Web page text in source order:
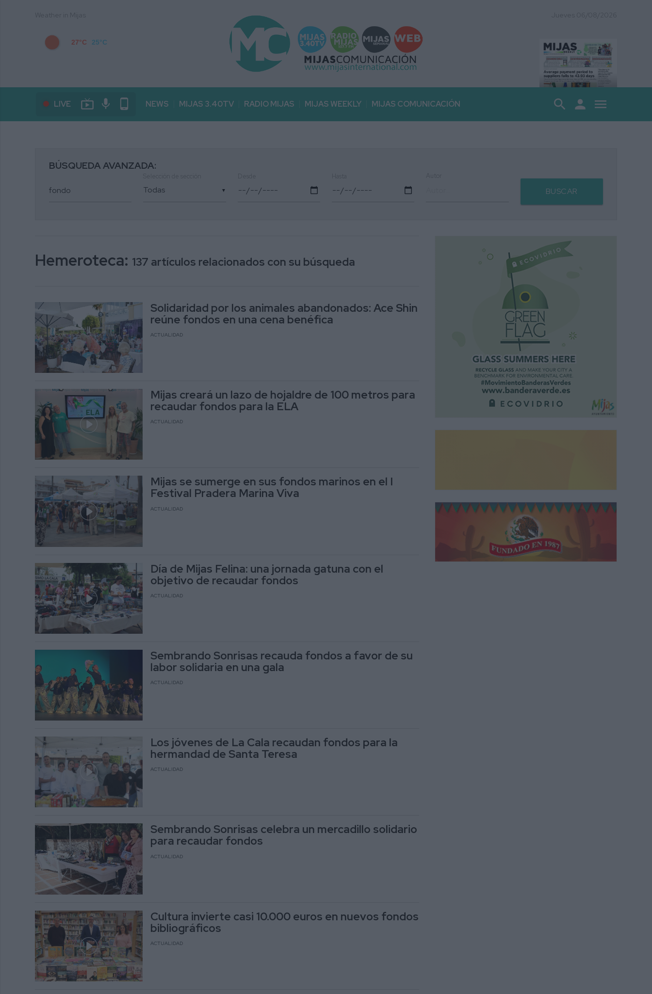
27°C 25°C
LIVE live_tv mic phone_android NEWS MIJAS 3.40TV RADIO MIJAS MIJAS WEEKLY MIJAS COMUNICACIÓN search person menu
BÚSQUEDA AVANZADA:
▼ BUSCAR
Hemeroteca: 137 artículos relacionados con su búsqueda
Solidaridad por los animales abandonados: Ace Shin
reúne fondos en una cena benéfica
ACTUALIDAD
Mijas creará un lazo de hojaldre de 100 metros para
recaudar fondos para la ELA
ACTUALIDAD
Mijas se sumerge en sus fondos marinos en el I
Festival Pradera Marina Viva
ACTUALIDAD
Día de Mijas Felina: una jornada gatuna con el
objetivo de recaudar fondos
ACTUALIDAD
Sembrando Sonrisas recauda fondos a favor de su
labor solidaria en una gala
ACTUALIDAD
Los jóvenes de La Cala recaudan fondos para la
hermandad de Santa Teresa
ACTUALIDAD
Sembrando Sonrisas celebra un mercadillo solidario
para recaudar fondos
ACTUALIDAD
Cultura invierte casi 10.000 euros en nuevos fondos
bibliográficos
ACTUALIDAD